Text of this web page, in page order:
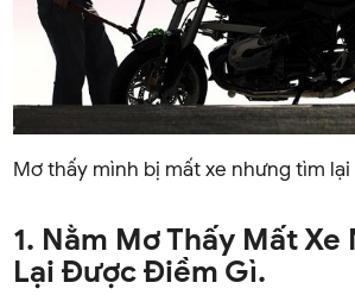
Mơ thấy mình bị mất xe nhưng tìm lại
1. Nằm Mơ Thấy Mất Xe
Lại Được Điềm Gì.